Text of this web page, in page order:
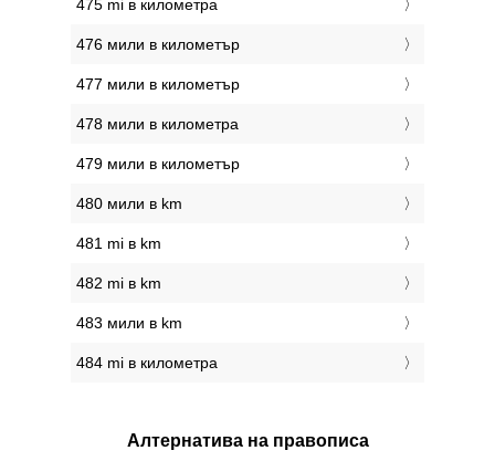
475 mi в километра
476 мили в километър
477 мили в километър
478 мили в километра
479 мили в километър
480 мили в km
481 mi в km
482 mi в km
483 мили в km
484 mi в километра
Алтернатива на правописа